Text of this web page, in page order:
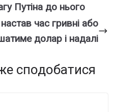
Путіна до нього
час гривні або
долар і надалі
сподобатися